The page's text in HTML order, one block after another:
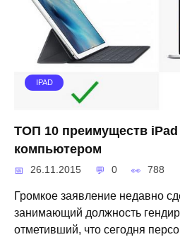
IPAD
ТОП 10 преимуществ iPad
компьютером
26.11.2015 0 788
Громкое заявление недавно
занимающий должность
отметивший, что сегодня